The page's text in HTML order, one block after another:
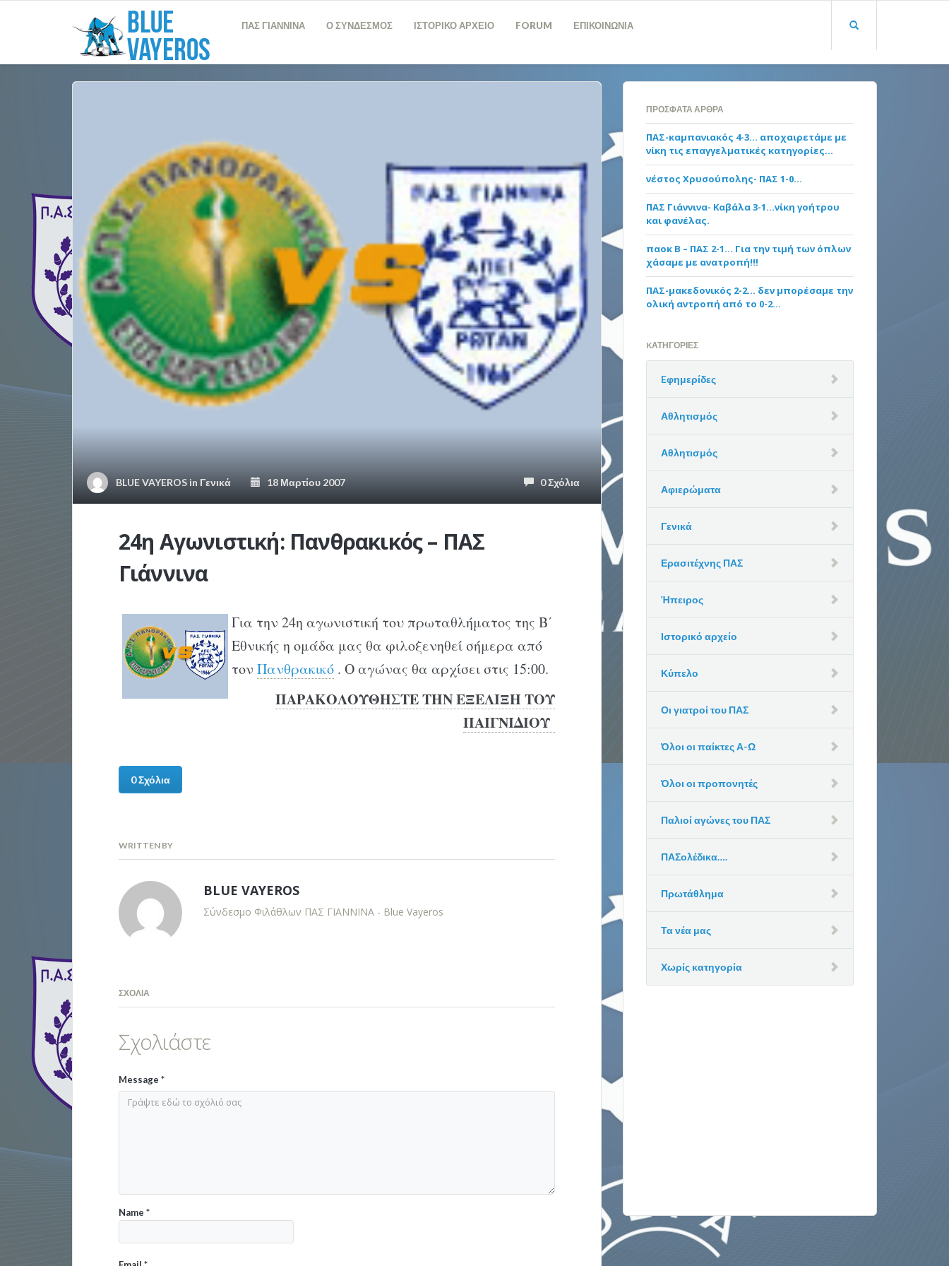
ΠΑΣ ΓΙΑΝΝΙΝΑ Ο ΣΥΝΔΕΣΜΟΣ ΙΣΤΟΡΙΚΟ ΑΡΧΕΙΟ FORUM ΕΠΙΚΟΙΝΩΝΙΑ
BLUE VAYEROS in Γενικά 18 Μαρτίου 2007 0 Σχόλια
24η Αγωνιστική: Πανθρακικός – ΠΑΣ
Γιάννινα
Για την 24η αγωνιστική του πρωταθλήματος της Β΄
Εθνικής η ομάδα μας θα φιλοξενηθεί σήμερα από
τον Πανθρακικό. Ο αγώνας θα αρχίσει στις 15:00.
ΠΑΡΑΚΟΛΟΥΘΗΣΤΕ ΤΗΝ ΕΞΕΛΙΞΗ ΤΟΥ
ΠΑΙΓΝΙΔΙΟΥ
0 Σχόλια
WRITTEN BY
BLUE VAYEROS
Σύνδεσμο Φιλάθλων ΠΑΣ ΓΙΑΝΝΙΝΑ - Blue Vayeros
ΣΧΌΛΙΑ
Σχολιάστε
Message *
Name *
ΠΡΌΣΦΑΤΑ ΆΡΘΡΑ
ΠΑΣ-καμπανιακός 4-3… αποχαιρετάμε με
νίκη τις επαγγελματικές κατηγορίες…
νέστος Χρυσούπολης- ΠΑΣ 1-0…
ΠΑΣ Γιάννινα- Καβάλα 3-1…νίκη γοήτρου
και φανέλας.
παοκ Β – ΠΑΣ 2-1… Για την τιμή των όπλων
χάσαμε με ανατροπή!!!
ΠΑΣ-μακεδονικός 2-2… δεν μπορέσαμε την
ολική αντροπή από το 0-2…
KΑΤΗΓΟΡΊΕΣ
Eφημερίδες
Αθλητισμός
Αθλητισμός
Αφιερώματα
Γενικά
Ερασιτέχνης ΠΑΣ
Ήπειρος
Ιστορικό αρχείο
Κύπελο
Οι γιατροί του ΠΑΣ
Όλοι οι παίκτες Α-Ω
Όλοι οι προπονητές
Παλιοί αγώνες του ΠΑΣ
ΠΑΣολέδικα….
Πρωτάθλημα
Τα νέα μας
Χωρίς κατηγορία